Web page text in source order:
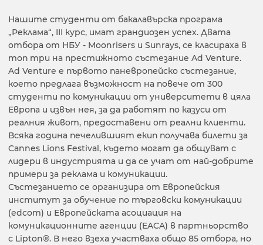
Нашите студенти от бакалавърска програма
„Реклама“, III курс, имат грандиозен успех. Двата
отбора от НБУ - Moonrisers и Sunrays, се класираха в
топ три на престижното състезание Ad Venture.
Ad Venture е първото паневропейско състезание,
което предлага възможност на повече от 300
студенти по комуникации от университети в цяла
Европа и извън нея, за да работят по казуси от
реалния живот, предоставени от реални клиенти.
Всяка година печелившият екип получава билети за
Cannes Lions Festival, където могат да общуват с
лидери в индустрията и да се учат от най-добрите
примери за реклама и комуникации.
Състезанието се организира от Европейския
институт за обучение по търговски комуникации
(edcom) и Европейската асоциация на
комуникационните агенции (EACA) в партньорство
с Lipton®. В него взеха участваха общо 85 отбора, но